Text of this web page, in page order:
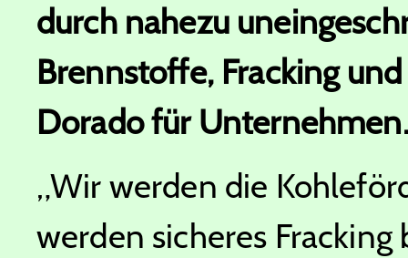
durch nahezu
Brennstoffe, Fracking
Dorado für
„Wir werden die
werden sicheres